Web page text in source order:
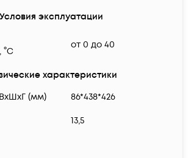
Условия эксплуатации
от 0 до 40
характеристики
(мм)
86*438*426
13,5